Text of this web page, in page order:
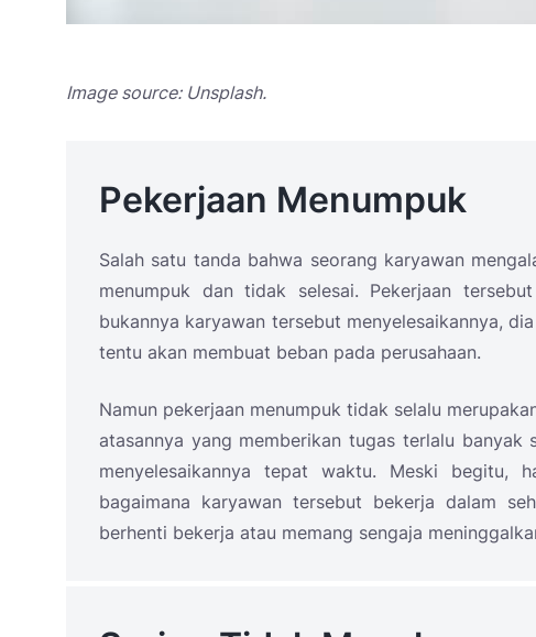
Image source: Unsplash.
Pekerjaan Menumpuk
Salah satu tanda bahwa seorang karyawan
menumpuk dan tidak selesai. Pekerjaan
bukannya karyawan tersebut menyelesaikannya,
tentu akan membuat beban pada perusahaan.
Namun pekerjaan menumpuk tidak selalu
atasannya yang memberikan tugas terlalu
menyelesaikannya tepat waktu. Meski begitu,
bagaimana karyawan tersebut bekerja dalam
berhenti bekerja atau memang sengaja